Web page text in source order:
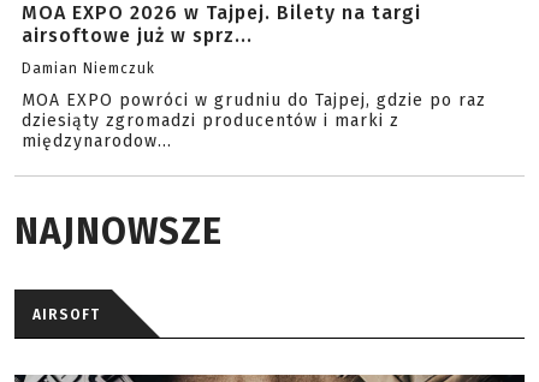
MOA EXPO 2026 w Tajpej. Bilety na targi
airsoftowe już w sprz...
Damian Niemczuk
MOA EXPO powróci w grudniu do Tajpej, gdzie po raz
dziesiąty zgromadzi producentów i marki z
międzynarodow...
NAJNOWSZE
AIRSOFT